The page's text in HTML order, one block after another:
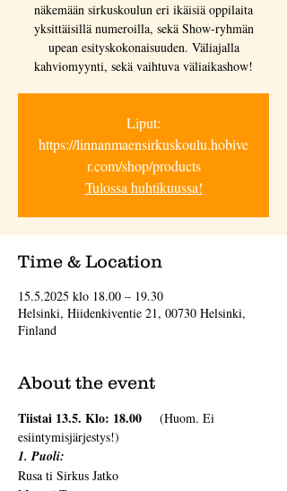
näkemään sirkuskoulun eri ikäisiä oppilaita
yksittäisillä numeroilla, sekä Show-ryhmän
upean esityskokonaisuuden. Väliajalla
kahviomyynti, sekä vaihtuva väliaikashow!
Liput:
https://linnanmaensirkuskoulu.hobive
r.com/shop/products
Tulossa huhtikuussa!
Time & Location
15.5.2025 klo 18.00 – 19.30
Helsinki, Hiidenkiventie 21, 00730 Helsinki,
Finland
About the event
Tiistai 13.5. Klo: 18.00 (Huom. Ei
esiintymisjärjestys!)
1. Puoli:
Rusa ti Sirkus Jatko